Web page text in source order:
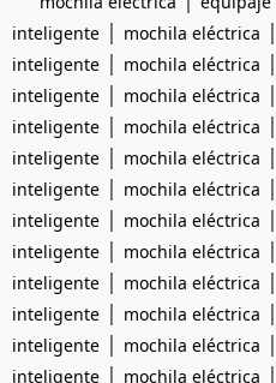
inteligente | mochila eléctrica |
inteligente | mochila eléctrica |
inteligente | mochila eléctrica |
inteligente | mochila eléctrica |
inteligente | mochila eléctrica |
inteligente | mochila eléctrica |
inteligente | mochila eléctrica |
inteligente | mochila eléctrica |
inteligente | mochila eléctrica |
inteligente | mochila eléctrica |
inteligente | mochila eléctrica |
inteligente | mochila eléctrica |